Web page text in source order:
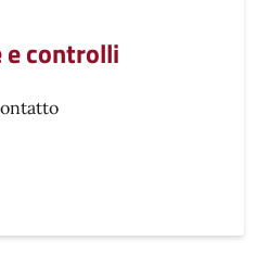
e controlli